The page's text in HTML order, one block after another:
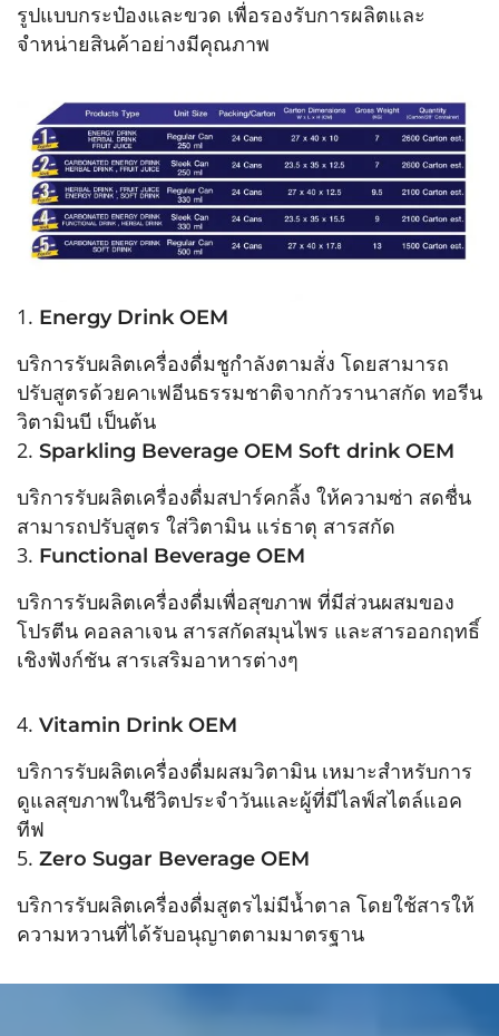
รูปแบบกระป๋องและขวด เพื่อรองรับการผลิตและ
จำหน่ายสินค้าอย่างมีคุณภาพ
1. Energy Drink OEM
บริการรับผลิตเครื่องดื่มชูกำลังตามสั่ง โดยสามารถ
ปรับสูตรด้วยคาเฟอีนธรรมชาติจากกัวรานาสกัด ทอรีน
วิตามินบี เป็นต้น
2. Sparkling Beverage OEM Soft drink OEM
บริการรับผลิตเครื่องดื่มสปาร์คกลิ้ง ให้ความซ่า สดชื่น
สามารถปรับสูตร ใส่วิตามิน แร่ธาตุ สารสกัด
3. Functional Beverage OEM
บริการรับผลิตเครื่องดื่มเพื่อสุขภาพ ที่มีส่วนผสมของ
โปรตีน คอลลาเจน สารสกัดสมุนไพร และสารออกฤทธิ์
เชิงฟังก์ชัน สารเสริมอาหารต่างๆ
4. Vitamin Drink OEM
บริการรับผลิตเครื่องดื่มผสมวิตามิน เหมาะสำหรับการ
ดูแลสุขภาพในชีวิตประจำวันและผู้ที่มีไลฟ์สไตล์แอค
ทีฟ
5. Zero Sugar Beverage OEM
บริการรับผลิตเครื่องดื่มสูตรไม่มีน้ำตาล โดยใช้สารให้
ความหวานที่ได้รับอนุญาตตามมาตรฐาน